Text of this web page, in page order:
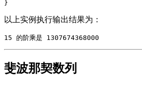
以上实例执行输出结果为：
斐波那契数列